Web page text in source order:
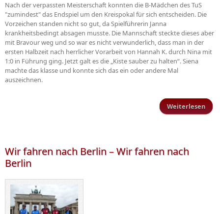
Nach der verpassten Meisterschaft konnten die B-Mädchen des TuS
"zumindest" das Endspiel um den Kreispokal für sich entscheiden. Die
Vorzeichen standen nicht so gut, da Spielführerin Janna
krankheitsbedingt absagen musste. Die Mannschaft steckte dieses aber
mit Bravour weg und so war es nicht verwunderlich, dass man in der
ersten Halbzeit nach herrlicher Vorarbeit von Hannah K. durch Nina mit
1:0 in Führung ging. Jetzt galt es die „Kiste sauber zu halten“. Siena
machte das klasse und konnte sich das ein oder andere Mal
auszeichnen.
Weiterlesen
Wir fahren nach Berlin – Wir fahren nach
Berlin